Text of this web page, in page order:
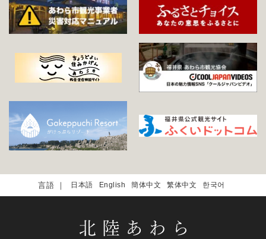
日本語 English 簡体中文 繁体中文 한국어